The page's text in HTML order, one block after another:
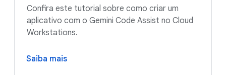
Confira este tutorial sobre como criar um
aplicativo com o Gemini Code Assist no Cloud
Workstations.
Saiba mais